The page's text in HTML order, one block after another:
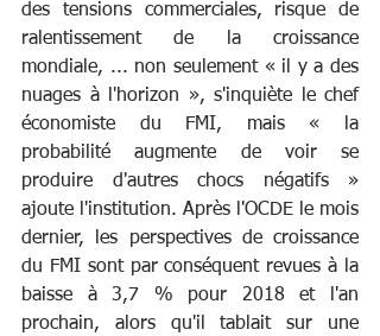
des tensions commerciales, risque de
ralentissement de la croissance
mondiale, ... non seulement « il y a des
nuages à l'horizon », s'inquiète le chef
économiste du FMI, mais « la
probabilité augmente de voir se
produire d'autres chocs négatifs »
ajoute l'institution. Après l'OCDE le mois
dernier, les perspectives de croissance
du FMI sont par conséquent revues à la
baisse à 3,7 % pour 2018 et l'an
prochain, alors qu'il tablait sur une